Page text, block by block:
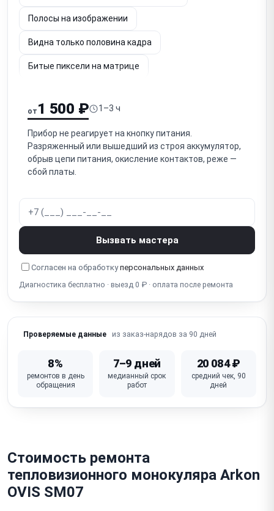
Полосы на изображении
Видна только половина кадра
Битые пиксели на матрице
Не работает энкодер / кнопки управления
Заклинило кольцо фокусировки / не фокусируется
Не регулируется диоптрийная подстройка окуляра
Повреждение объектива (германиевой линзы)
Не работает Wi-Fi / стриминг
Не работает встроенный дальномер
Сломана кнопка / крышка объектива
от 1 500 ₽ 1–3 ч
Прибор не реагирует на кнопку питания.
Разряженный или вышедший из строя аккумулятор,
обрыв цепи питания, окисление контактов, реже —
сбой платы.
Вызвать мастера
Согласен на обработкуперсональных данных
Диагностика бесплатно · выезд 0 ₽ · оплата после ремонта
Проверяемые данные из заказ-нарядов за 90 дней
8%
ремонтов в день
обращения
7–9 дней
медианный срок
работ
20 084 ₽
средний чек, 90
дней
Стоимость ремонта
тепловизионного монокуляра Arkon
OVIS SM07